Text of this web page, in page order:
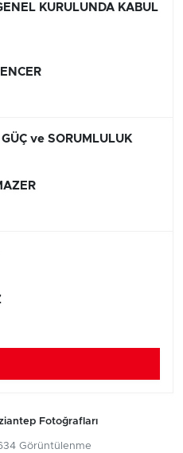
KURULUNDA KABUL
ve SORUMLULUK
Fotoğrafları
Görüntülenme